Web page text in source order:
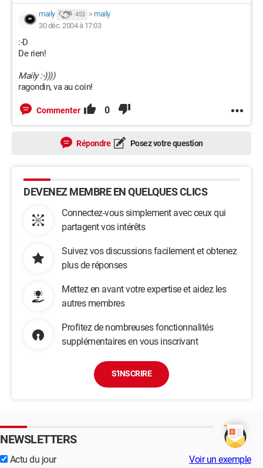
maily 453 > maily
30 déc. 2004 à 17:03
:-D
De rien!
Maily :-))))
ragondin, va au coin!
Commenter 0
Répondre Posez votre question
DEVENEZ MEMBRE EN QUELQUES CLICS
Connectez-vous simplement avec ceux qui
partagent vos intérêts
Suivez vos discussions facilement et obtenez
plus de réponses
Mettez en avant votre expertise et aidez les
autres membres
Profitez de nombreuses fonctionnalités
supplémentaires en vous inscrivant
S'INSCRIRE
NEWSLETTERS
Actu du jour Voir un exemple